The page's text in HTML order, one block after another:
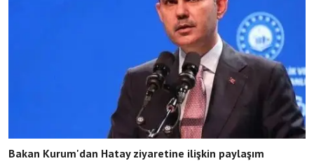
Bakan Kurum'dan Hatay ziyaretine ilişkin paylaşım